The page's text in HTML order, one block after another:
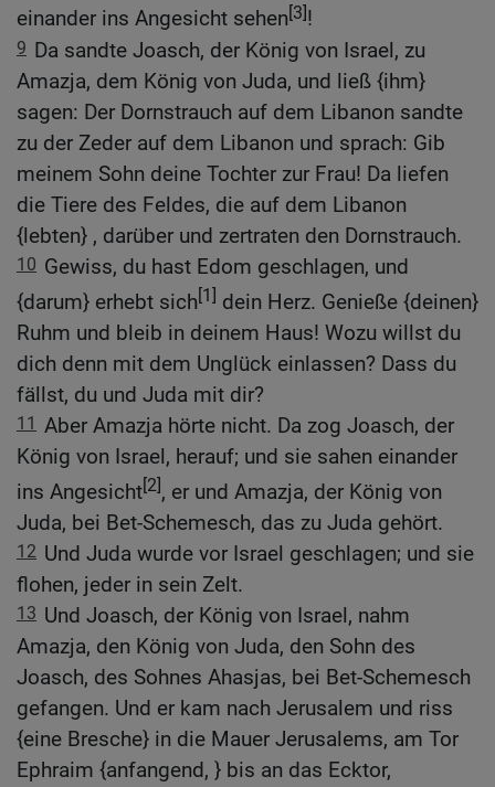
einander ins Angesicht sehen[3]!
9 Da sandte Joasch, der König von Israel, zu
Amazja, dem König von Juda, und ließ {ihm}
sagen: Der Dornstrauch auf dem Libanon sandte
zu der Zeder auf dem Libanon und sprach: Gib
meinem Sohn deine Tochter zur Frau! Da liefen
die Tiere des Feldes, die auf dem Libanon
{lebten} , darüber und zertraten den Dornstrauch.
10 Gewiss, du hast Edom geschlagen, und
{darum} erhebt sich[1] dein Herz. Genieße {deinen}
Ruhm und bleib in deinem Haus! Wozu willst du
dich denn mit dem Unglück einlassen? Dass du
fällst, du und Juda mit dir?
11 Aber Amazja hörte nicht. Da zog Joasch, der
König von Israel, herauf; und sie sahen einander
ins Angesicht[2], er und Amazja, der König von
Juda, bei Bet-Schemesch, das zu Juda gehört.
12 Und Juda wurde vor Israel geschlagen; und sie
flohen, jeder in sein Zelt.
13 Und Joasch, der König von Israel, nahm
Amazja, den König von Juda, den Sohn des
Joasch, des Sohnes Ahasjas, bei Bet-Schemesch
gefangen. Und er kam nach Jerusalem und riss
{eine Bresche} in die Mauer Jerusalems, am Tor
Ephraim {anfangend, } bis an das Ecktor,